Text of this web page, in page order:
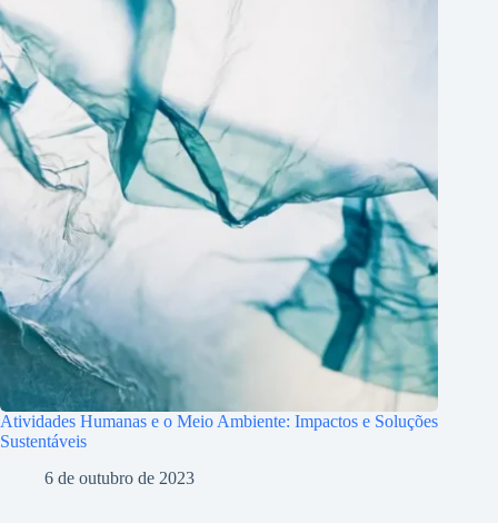
Atividades Humanas e o Meio Ambiente: Impactos e Soluções
Sustentáveis
6 de outubro de 2023